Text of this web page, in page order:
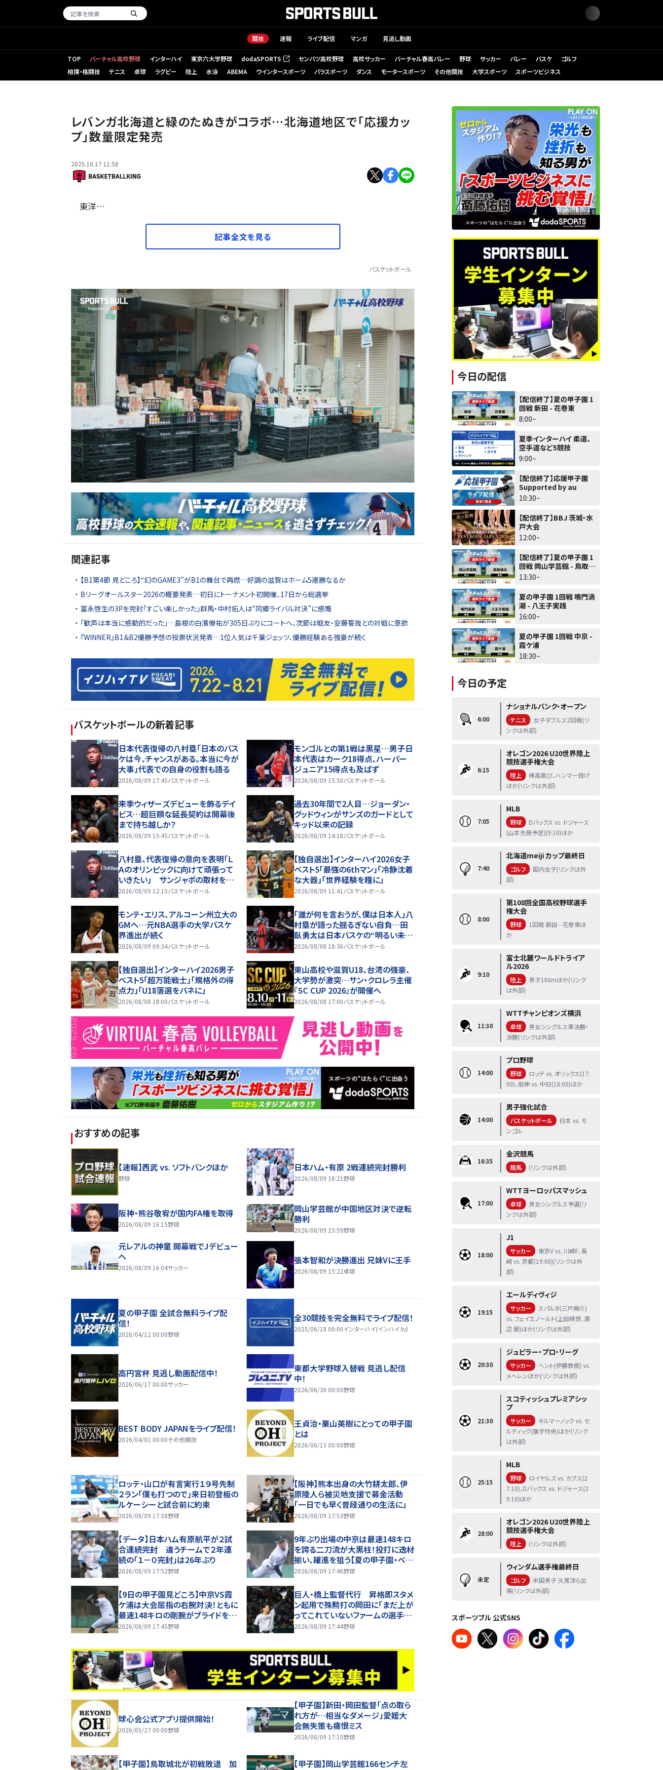
競技 速報 ライブ配信 マンガ 見逃し動画
TOP バーチャル高校野球 インターハイ 東京六大学野球 dodaSPORTS
（新しいタブで開く） センバツ高校野球 高校サッカー バーチャル春高バレー 野球 サッカー バレー バスケ
ゴルフ
相撲・格闘技
テニス 卓球 ラグビー 陸上 水泳 ABEMA ウインタースポーツ パラスポーツ ダンス モータースポーツ その他競技 大学スポーツ スポーツビジネス
レバンガ北海道と緑のたぬきがコラボ…北海道地区で「応援カッ
プ」数量限定発売
2025.10.17 11:58
東洋…
記事全文を見る
バスケットボール
関連記事
【B1第4節 見どころ】“幻のGAME3”がB1の舞台で再燃…好調の滋賀はホーム5連勝なるか
Bリーグオールスター2026の概要発表…初日にトーナメント初開催、17日から総選挙
富永啓生の3Pを完封「すごい楽しかった」群馬・中村拓人は“同郷ライバル対決”に感慨
「歓声は本当に感動的だった」…島根の白濱僚祐が305日ぶりにコートへ、次節は戦友・安藤誓哉との対戦に意欲
『WINNER』B1＆B2優勝予想の投票状況発表…1位人気は千葉ジェッツ、優勝経験ある強豪が続く
バスケットボールの新着記事
日本代表復帰の八村塁「日本のバス
ケは今、チャンスがある。本当に今が
大事」代表での自身の役割も語る
2026/08/09 17:45バスケットボール
モンゴルとの第1戦は黒星…男子日
本代表はカーク18得点、ハーパー
ジュニア15得点も及ばず
2026/08/09 15:50バスケットボール
来季ウィザーズデビューを飾るデイ
ビス…超巨額な延長契約は開幕後
まで持ち越しか？
2026/08/09 15:45バスケットボール
過去30年間で2人目…ジョーダン・
グッドウィンがサンズのガードとして
キッド以来の記録
2026/08/09 14:18バスケットボール
八村塁、代表復帰の意向を表明「Ｌ
Ａのオリンピックに向けて頑張って
いきたい」 サンジャポの取材を受
けた衝撃理由
2026/08/09 12:15バスケットボール
【独自選出】インターハイ2026女子
ベスト5「最強の6thマン」「冷静沈着
な大器」「世界経験を糧に」
2026/08/09 11:41 バスケットボール
モンテ・エリス、アルコーン州立大の
GMへ…元NBA選手の大学バスケ
界進出が続く
2026/08/09 09:34バスケットボール
「誰が何を言おうが、僕は日本人」八
村塁が語った揺るぎない自負…田
臥勇太は日本バスケの“明るい未
来”を確信
2026/08/08 18:36バスケットボール
【独自選出】インターハイ2026男子
ベスト5「超万能戦士」「規格外の得
点力」「U18落選をバネに」
2026/08/08 18:00バスケットボール
東山高校や滋賀U18、台湾の強豪、
大学勢が激突…サン・クロレラ主催
『SC CUP 2026』が開催へ
2026/08/08 17:00バスケットボール
おすすめの記事
【速報】西武 vs. ソフトバンクほか
野球
日本ハム・有原 2戦連続完封勝利
2026/08/09 16:21 野球
阪神・熊谷敬宥が国内FA権を取得
2026/08/09 16:15野球
岡山学芸館が中国地区対決で逆転
勝利
2026/08/09 15:59野球
元レアルの神童 開幕戦でJデビュー
へ
2026/08/09 16:04サッカー
張本智和が決勝進出 兄妹Vに王手
2026/08/09 15:22卓球
夏の甲子園 全試合無料ライブ配
信！
2026/04/12 00:00野球
全30競技を完全無料でライブ配信！
2025/06/18 00:00インターハイ(インハイ.tv)
高円宮杯 見逃し動画配信中！
2026/06/17 00:00サッカー
東都大学野球入替戦 見逃し配信
中！
2026/06/30 00:00野球
BEST BODY JAPANをライブ配信！
2026/04/01 00:00その他競技
王貞治・栗山英樹にとっての甲子園
とは
2026/06/15 00:00野球
ロッテ・山口が有言実行１９号先制
２ラン「僕も打つので」来日初登板の
ルケーシーと試合前に約束
2026/08/09 17:58野球
【阪神】熊本出身の大竹耕太郎、伊
原陵人ら被災地支援で募金活動
「一日でも早く普段通りの生活に」
2026/08/09 17:53野球
【データ】日本ハム有原航平が２試
合連続完封 違うチームで２年連
続の「１－０完封」は26年ぶり
2026/08/09 17:52野球
9年ぶり出場の中京は最速148キロ
を誇る二刀流が大黒柱！投打に逸材
揃い、躍進を狙う【夏の甲子園・ベン
チ入り選手】
2026/08/09 17:46野球
【9日の甲子園見どころ】中京VS霞
ケ浦は大会屈指の右腕対決！ともに
最速148キロの剛腕がプライドをか
けて対戦
2026/08/09 17:45野球
巨人・橋上監督代行 昇格即スタメ
ン起用で殊勲打の岡田に「まだ上が
ってこれていないファームの選手に
とってもいい刺激に」阪神との首位
しを」
2026/08/09 17:44野球
球心会公式アプリ提供開始！
2026/05/27 00:00野球
【甲子園】新田・岡田監督「点の取ら
れ方が…相当なダメージ」愛媛大
会無失策も痛恨ミス
2026/08/09 17:10野球
【甲子園】鳥取城北が初戦敗退 加
【甲子園】岡山学芸館166センチ左
今日の配信
【配信終了】夏の甲子園 1
回戦 新田 - 花巻東
8:00~
夏季インターハイ 柔道、
空手道など5競技
9:00~
【配信終了】応援甲子園
Supported by au
10:30~
【配信終了】BBJ 茨城・水
戸大会
12:00~
【配信終了】夏の甲子園 1
回戦 岡山学芸館 - 鳥取城
北
13:30~
夏の甲子園 1回戦 鳴門渦
潮 - 八王子実践
16:00~
夏の甲子園 1回戦 中京 -
霞ケ浦
18:30~
今日の予定
6:00
ナショナルバンク・オープン
テニス
女子ダブルス2回戦(リ
ンクは外部)
6:15
オレゴン2026 U20世界陸上
競技選手権大会
陸上
棒高跳び、ハンマー投げ
ほか(リンクは外部)
7:05
MLB
野球
Dバックス vs. ドジャース
(山本先発予定)(9:10)ほか
7:40
北海道meiji カップ最終日
ゴルフ
国内女子(リンクは外
部)
8:00
第108回全国高校野球選手
権大会
野球
1回戦 新田 - 花巻東ほ
か
9:10
富士北麓ワールドトライア
ル2026
陸上
男子100mほか(リンク
は外部)
11:30
WTTチャンピオンズ横浜
卓球
男女シングルス準決勝・
決勝(リンクは外部)
14:00
プロ野球
野球
ロッテ vs. オリックス(17:
00)、阪神 vs. 中日(18:00)ほか
14:00
男子強化試合
バスケットボール
日本 vs. モ
ンゴル
16:35
金沢競馬
競馬 (リンクは外部)
17:00
WTTヨーロッパスマッシュ
卓球
男女シングルス予選(リ
ンクは外部)
18:00
J1
サッカー
東京V vs. 川崎F、長
崎 vs. 京都(19:00)(リンクは外
部)
19:15
エールディヴィジ
サッカー
スパルタ(三戸舜介)
vs. フェイエノールト(上田綺世、渡
辺 剛)ほか(リンクは外部)
20:30
ジュピラー・プロ・リーグ
サッカー
ヘント(伊藤敦樹) vs.
メヘレンほか(リンクは外部)
21:30
スコティッシュプレミアシッ
プ
サッカー
キルマーノック vs. セ
ルティック(旗手怜央)ほか(リンク
は外部)
25:15
MLB
野球
ロイヤルズ vs. カブス(2
7:10)、Dバックス vs. ドジャース(2
9:10)ほか
28:00
オレゴン2026 U20世界陸上
競技選手権大会
陸上 (リンクは外部)
未定
ウィンダム選手権最終日
ゴルフ
米国男子 久常涼ら出
場(リンクは外部)
スポーツブル 公式SNS